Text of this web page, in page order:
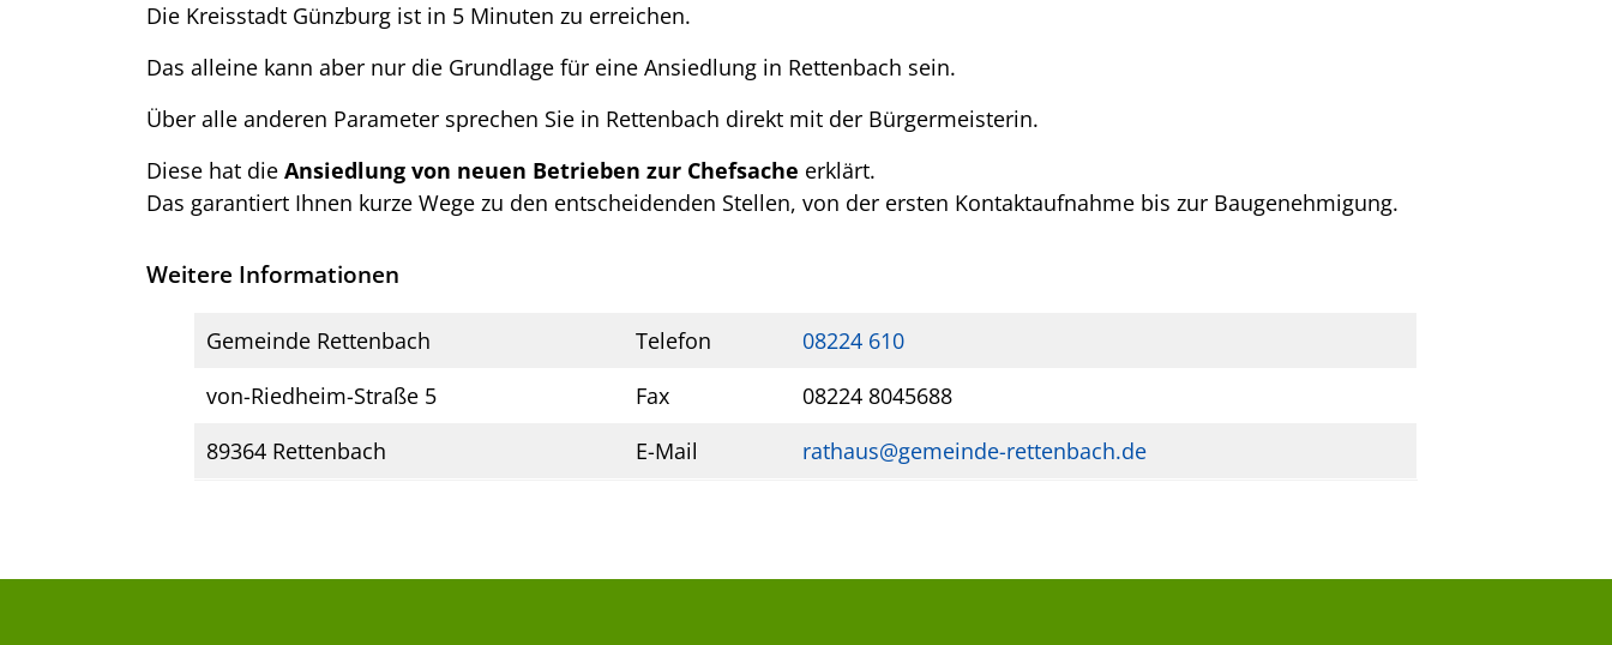
Die Kreisstadt Günzburg ist in 5 Minuten zu erreichen.
Das alleine kann aber nur die Grundlage für eine Ansiedlung in Rettenbach sein.
Über alle anderen Parameter sprechen Sie in Rettenbach direkt mit der Bürgermeisterin.
Diese hat die Ansiedlung von neuen Betrieben zur Chefsache erklärt.
Das garantiert Ihnen kurze Wege zu den entscheidenden Stellen, von der ersten Kontaktaufnahme bis zur Baugenehmigung.
Weitere Informationen
Gemeinde Rettenbach Telefon
08224 610
von-Riedheim-Straße 5
Fax
08224 8045688
89364 Rettenbach
E-Mail rathaus@gemeinde-rettenbach.de